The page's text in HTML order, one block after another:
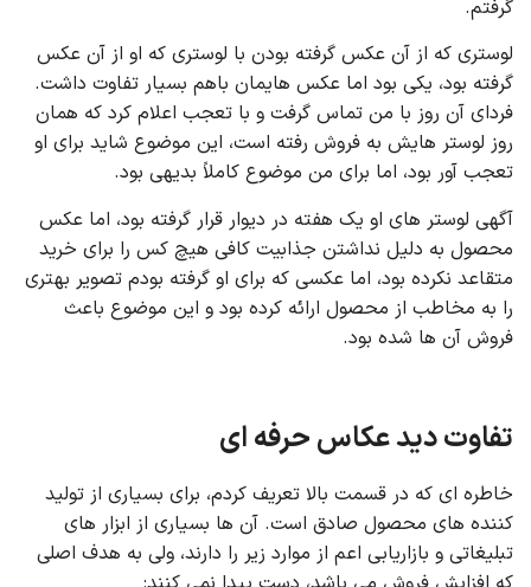
گرفتم.
لوستری که از آن عکس گرفته بودن با لوستری که او از آن عکس
گرفته بود، یکی بود اما عکس هایمان باهم بسیار تفاوت داشت.
فردای آن روز با من تماس گرفت و با تعجب اعلام کرد که همان
روز لوستر هایش به فروش رفته است، این موضوع شاید برای او
تعجب آور بود، اما برای من موضوع کاملاً بدیهی بود.
آگهی لوستر های او یک هفته در دیوار قرار گرفته بود، اما عکس
محصول به دلیل نداشتن جذابیت کافی هیچ کس را برای خرید
متقاعد نکرده بود، اما عکسی که برای او گرفته بودم تصویر بهتری
را به مخاطب از محصول ارائه کرده بود و این موضوع باعث
فروش آن ها شده بود.
تفاوت دید عکاس حرفه ای
خاطره ای که در قسمت بالا تعریف کردم، برای بسیاری از تولید
کننده های محصول صادق است. آن ها بسیاری از ابزار های
تبلیغاتی و بازاریابی اعم از موارد زیر را دارند، ولی به هدف اصلی